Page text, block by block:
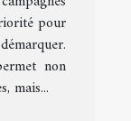
pour
non
mais...